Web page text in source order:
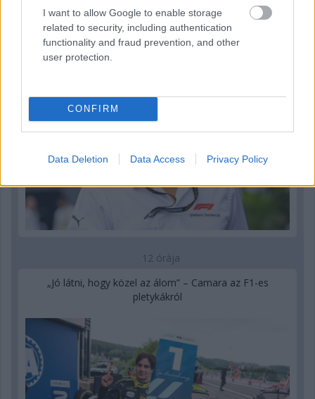
I want to allow Google to enable storage
related to security, including authentication
functionality and fraud prevention, and other
user protection.
CONFIRM
Data Deletion Data Access Privacy Policy
Az F1-es Német Nagydíj „mindenképpen megvalósul”
Domenicali szerint
12 órája
„Jó látni, hogy közel az álom” – Camara az F1-es
pletykákról